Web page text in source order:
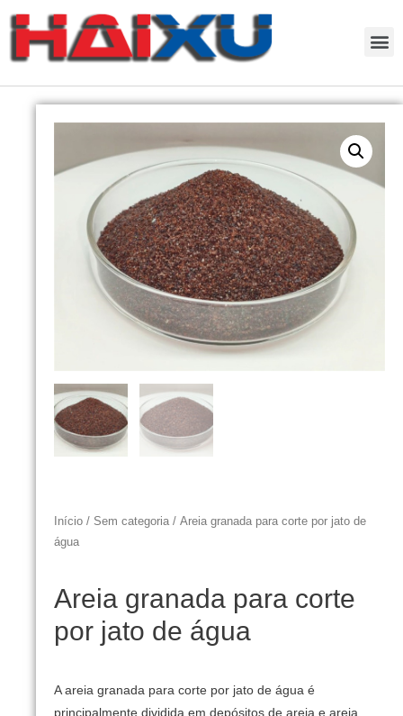
Início / Sem categoria / Areia granada para corte por jato de
água
Areia granada para corte
por jato de água
A areia granada para corte por jato de água é
principalmente dividida em depósitos de areia e areia